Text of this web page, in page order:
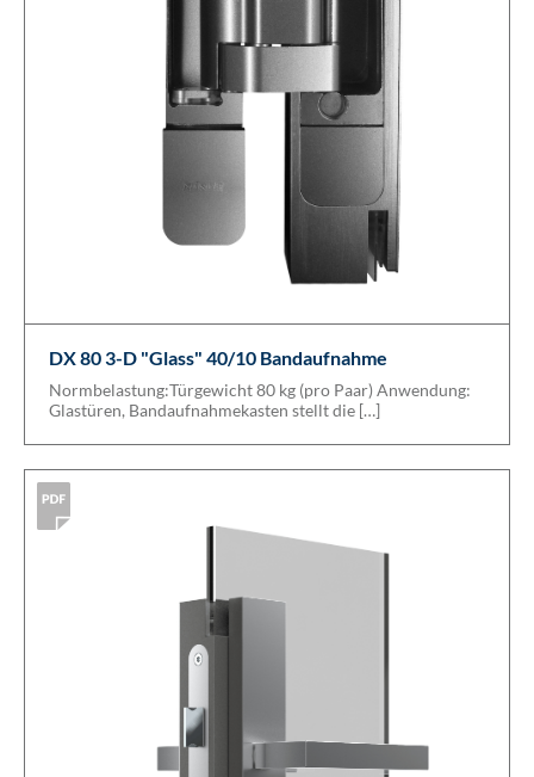
DX 80 3-D "Glass" 40/10 Bandaufnahme
Normbelastung:Türgewicht 80 kg (pro Paar) Anwendung:
Glastüren, Bandaufnahmekasten stellt die […]